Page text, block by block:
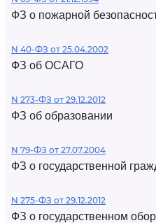
ФЗ о пожарной
N 40-ФЗ от 25.04.2002
ФЗ об ОСАГО
N 273-ФЗ от 29.12.2012
ФЗ об образовании
N 79-ФЗ от 27.07.2004
ФЗ о государственной
N 275-ФЗ от 29.12.2012
ФЗ о государственном